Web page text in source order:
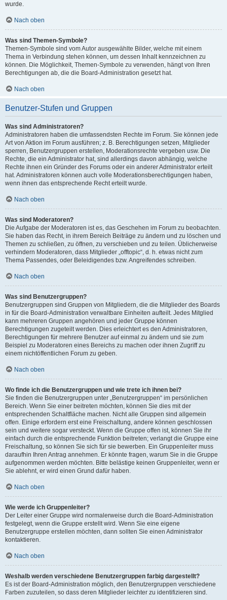
wurde.
Nach oben
Was sind Themen-Symbole?
Themen-Symbole sind vom Autor ausgewählte Bilder, welche mit einem
Thema in Verbindung stehen können, um dessen Inhalt kennzeichnen zu
können. Die Möglichkeit, Themen-Symbole zu verwenden, hängt von Ihren
Berechtigungen ab, die die Board-Administration gesetzt hat.
Nach oben
Benutzer-Stufen und Gruppen
Was sind Administratoren?
Administratoren haben die umfassendsten Rechte im Forum. Sie können jede
Art von Aktion im Forum ausführen; z. B. Berechtigungen setzen, Mitglieder
sperren, Benutzergruppen erstellen, Moderationsrechte vergeben usw. Die
Rechte, die ein Administrator hat, sind allerdings davon abhängig, welche
Rechte ihnen ein Gründer des Forums oder ein anderer Administrator erteilt
hat. Administratoren können auch volle Moderationsberechtigungen haben,
wenn ihnen das entsprechende Recht erteilt wurde.
Nach oben
Was sind Moderatoren?
Die Aufgabe der Moderatoren ist es, das Geschehen im Forum zu beobachten.
Sie haben das Recht, in ihrem Bereich Beiträge zu ändern und zu löschen und
Themen zu schließen, zu öffnen, zu verschieben und zu teilen. Üblicherweise
verhindern Moderatoren, dass Mitglieder „offtopic“, d. h. etwas nicht zum
Thema Passendes, oder Beleidigendes bzw. Angreifendes schreiben.
Nach oben
Was sind Benutzergruppen?
Benutzergruppen sind Gruppen von Mitgliedern, die die Mitglieder des Boards
in für die Board-Administration verwaltbare Einheiten aufteilt. Jedes Mitglied
kann mehreren Gruppen angehören und jeder Gruppe können
Berechtigungen zugeteilt werden. Dies erleichtert es den Administratoren,
Berechtigungen für mehrere Benutzer auf einmal zu ändern und sie zum
Beispiel zu Moderatoren eines Bereichs zu machen oder ihnen Zugriff zu
einem nichtöffentlichen Forum zu geben.
Nach oben
Wo finde ich die Benutzergruppen und wie trete ich ihnen bei?
Sie finden die Benutzergruppen unter „Benutzergruppen“ im persönlichen
Bereich. Wenn Sie einer beitreten möchten, können Sie dies mit der
entsprechenden Schaltfläche machen. Nicht alle Gruppen sind allgemein
offen. Einige erfordern erst eine Freischaltung, andere können geschlossen
sein und weitere sogar versteckt. Wenn die Gruppe offen ist, können Sie ihr
einfach durch die entsprechende Funktion beitreten; verlangt die Gruppe eine
Freischaltung, so können Sie sich für sie bewerben. Ein Gruppenleiter muss
daraufhin Ihren Antrag annehmen. Er könnte fragen, warum Sie in die Gruppe
aufgenommen werden möchten. Bitte belästige keinen Gruppenleiter, wenn er
Sie ablehnt, er wird einen Grund dafür haben.
Nach oben
Wie werde ich Gruppenleiter?
Der Leiter einer Gruppe wird normalerweise durch die Board-Administration
festgelegt, wenn die Gruppe erstellt wird. Wenn Sie eine eigene
Benutzergruppe erstellen möchten, dann sollten Sie einen Administrator
kontaktieren.
Nach oben
Weshalb werden verschiedene Benutzergruppen farbig dargestellt?
Es ist der Board-Administration möglich, den Benutzergruppen verschiedene
Farben zuzuteilen, so dass deren Mitglieder leichter zu identifizieren sind.